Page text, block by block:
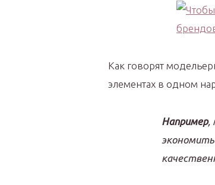
Как говорят
элементах в одном
Например,